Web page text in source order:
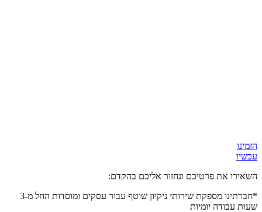
הזמינו
עכשיו
השאירו את פרטיכם ונחזור אליכם בהקדם:
*חברתינו מספקת שירותי ניקיון שוטף עבור עסקים ומוסדות
החל מ-3
שעות עבודה יומיות